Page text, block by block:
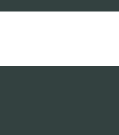
e valutazione della